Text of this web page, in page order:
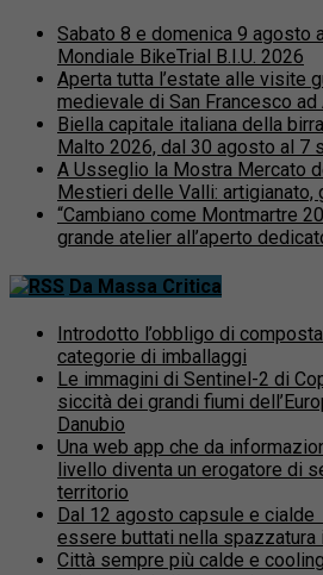
Sabato 8 e domenica 9 agosto
Mondiale BikeTrial B.I.U. 2026
Aperta tutta l’estate alle visite
medievale di San Francesco
Biella capitale italiana della
Malto 2026, dal 30 agosto al 7
A Usseglio la Mostra Mercato
Mestieri delle Valli: artigianato,
“Cambiano come Montmartre
grande atelier all’aperto
Da Massa Critica
Introdotto l’obbligo di
categorie di imballaggi
Le immagini di Sentinel-2 di
siccità dei grandi fiumi
Danubio
Una web app che da
livello diventa un erogatore di
territorio
Dal 12 agosto capsule e cialde
essere buttati nella
Città sempre più calde e